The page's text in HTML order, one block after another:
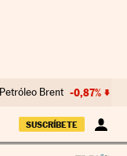
Petróleo Brent -0,87%
SUSCRÍBETE